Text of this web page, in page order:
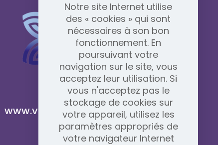
www.vidafyglobal.com
Notre site Internet utilise
des « cookies » qui sont
nécessaires à son bon
fonctionnement. En
poursuivant votre
navigation sur le site, vous
acceptez leur utilisation. Si
vous n'acceptez pas le
stockage de cookies sur
votre appareil, utilisez les
paramètres appropriés de
votre navigateur Internet